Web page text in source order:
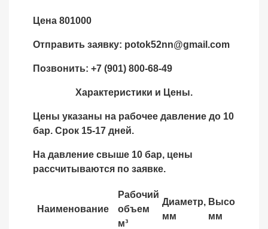
Цена 801000
Отправить заявку: potok52nn@gmail.com
Позвонить: +7 (901) 800-68-49
Характеристики и Цены.
Цены указаны на рабочее давление до 10
бар. Срок 15-17 дней.
На давление свыше 10 бар, цены
рассчитываются по заявке.
Наименование
Рабочий
объем
м³
Диаметр,
мм
Высота,
мм